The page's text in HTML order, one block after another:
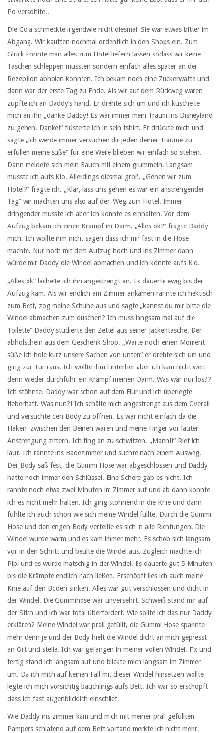
Po versohlte..
Die Cola schmeckte irgendwie nicht diesmal. Sie war etwas bitter im
Abgang. Wir kauften nochmal ordentlich in den Shops ein. Zum
Glück konnte man alles zum Hotel liefern lassen sodass wir keine
Taschen schleppen mussten sondern einfach alles später an der
Rezeption abholen konnten. Ich bekam noch eine Zuckerwatte und
dann war der erste Tag zu Ende. Als wir auf dem Rückweg waren
zupfte ich an Daddy’s hand. Er drehte sich um und ich kuschelte
mich an ihn „danke Daddy! Es war immer mein Traum ins Disneyland
zu gehen. Danke!“ flüsterte ich in sein tshirt. Er drückte mich und
sagte „ich werde immer versuchen dir jeden deiner Träume zu
erfüllen meine süße“ für eine Weile blieben wir einfach so stehen.
Dann meldete sich mein Bauch mit einem grummeln. Langsam
musste ich aufs Klo. Allerdings diesmal groß. „Gehen wir zum
Hotel?“ fragte ich. „Klar, lass uns gehen es war ein anstrengender
Tag“ wir machten uns also auf den Weg zum Hotel. Immer
dringender musste ich aber ich konnte es einhalten. Vor dem
Aufzug bekam ich einen Krampf im Darm. „Alles ok?“ fragte Daddy
mich. Ich wollte ihm nicht sagen dass ich mir fast in die Hose
machte. Nur noch mit dem Aufzug hoch und ins Zimmer dann
würde mir Daddy die Windel abmachen und ich könnte aufs Klo.
„Alles ok“ lächelte ich ihn angestrengt an. Es dauerte ewig bis der
Aufzug kam. Als wir endlich am Zimmer ankamen rannte ich hektisch
zum Bett, zog meine Schuhe aus und sagte „kannst du mir bitte die
Windel abmachen zum duschen? Ich muss langsam mal auf die
Toilette“ Daddy studierte den Zettel aus seiner Jackentasche. Der
abholschein aus dem Geschenk Shop. „Warte noch einen Moment
süße ich hole kurz unsere Sachen von unten“ er drehte sich um und
ging zur Tür raus. Ich wollte ihm hinterher aber ich kam nicht weit
denn wieder durchfuhr ein Krampf meinen Darm. Was war nur los??
Ich stöhnte. Daddy war schon auf dem Flur und ich überlegte
fieberhaft. Was nun?! Ich schälte mich angestrengt aus dem Overall
und versuchte den Body zu öffnen. Es war nicht einfach da die
Haken zwischen den Beinen waren und meine Finger vor lauter
Anstrengung zittern. Ich fing an zu schwitzen. „Mann!!“ Rief ich
laut. Ich rannte ins Badezimmer und suchte nach einem Ausweg.
Der Body saß fest, die Gummi Hose war abgeschlossen und Daddy
hatte noch immer den Schlüssel. Eine Schere gab es nicht. Ich
rannte noch etwa zwei Minuten im Zimmer auf und ab dann konnte
ich es nicht mehr halten. Ich ging stöhnend in die Knie und dann
fühlte ich auch schon wie sich meine Windel füllte. Durch die Gummi
Hose und den engen Body verteilte es sich in alle Richtungen. Die
Windel wurde warm und es kam immer mehr. Es schob sich langsam
vor in den Schritt und beulte die Windel aus. Zugleich machte ich
Pipi und es wurde matschig in der Windel. Es dauerte gut 5 Minuten
bis die Krämpfe endlich nach ließen. Erschöpft lies ich auch meine
Knie auf den Boden sinken. Alles war gut verschlossen und dicht in
der Windel. Die Gummihose war unversehrt. Schweiß stand mir auf
der Stirn und ich war total überfordert. Wie sollte ich das nur Daddy
erklären? Meine Windel war prall gefüllt, die Gummi Hose spannte
mehr denn je und der Body hielt die Windel dicht an mich gepresst
an Ort und stelle. Ich war gefangen in meiner vollen Windel. Fix und
fertig stand ich langsam auf und blickte mich langsam im Zimmer
um. Da ich mich auf keinen Fall mit dieser Windel hinsetzen wollte
legte ich mich vorsichtig bäuchlings aufs Bett. Ich war so erschöpft
dass ich fast augenblicklich einschlief.
Wie Daddy ins Zimmer kam und mich mit meiner prall gefüllten
Pampers schlafend auf dem Bett vorfand merkte ich nicht mehr.